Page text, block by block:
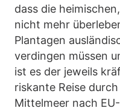
dass die
nicht mehr
Plantagen
verdingen müssen
ist es der jeweils
riskante Reise
Mittelmeer nach